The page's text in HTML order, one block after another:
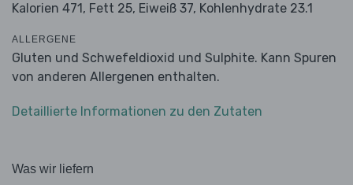
Kalorien 471, Fett 25, Eiweiß 37, Kohlenhydrate 23.1
ALLERGENE
Gluten und Schwefeldioxid und Sulphite. Kann Spuren
von anderen Allergenen enthalten.
Detaillierte Informationen zu den Zutaten
Was wir liefern